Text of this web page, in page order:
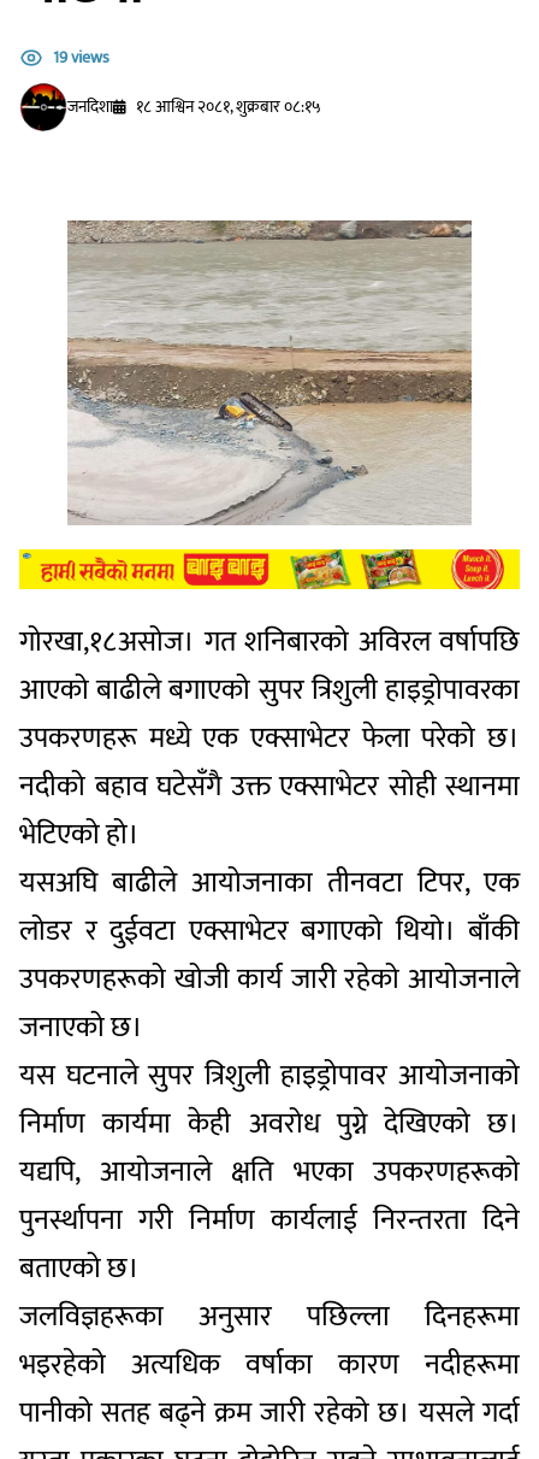
19 views
जनदिशा
१८ आश्विन २०८१, शुक्रबार ०८:१५
गोरखा,१८असोज। गत शनिबारको अविरल वर्षापछि
आएको बाढीले बगाएको सुपर त्रिशुली हाइड्रोपावरका
उपकरणहरू मध्ये एक एक्साभेटर फेला परेको छ।
नदीको बहाव घटेसँगै उक्त एक्साभेटर सोही स्थानमा
भेटिएको हो।
यसअघि बाढीले आयोजनाका तीनवटा टिपर, एक
लोडर र दुईवटा एक्साभेटर बगाएको थियो। बाँकी
उपकरणहरूको खोजी कार्य जारी रहेको आयोजनाले
जनाएको छ।
यस घटनाले सुपर त्रिशुली हाइड्रोपावर आयोजनाको
निर्माण कार्यमा केही अवरोध पुग्ने देखिएको छ।
यद्यपि, आयोजनाले क्षति भएका उपकरणहरूको
पुनर्स्थापना गरी निर्माण कार्यलाई निरन्तरता दिने
बताएको छ।
जलविज्ञहरूका अनुसार पछिल्ला दिनहरूमा
भइरहेको अत्यधिक वर्षाका कारण नदीहरूमा
पानीको सतह बढ्ने क्रम जारी रहेको छ। यसले गर्दा